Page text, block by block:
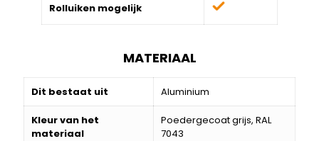
Rolluiken mogelijk
MATERIAAL
Dit bestaat uit Aluminium
Kleur van het
materiaal
Poedergecoat grijs, RAL
7043